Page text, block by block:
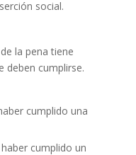
social.
la pena tiene
deben cumplirse.
cumplido una
cumplido un